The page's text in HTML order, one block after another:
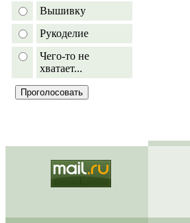
Вышивку
Рукоделие
Чего-то не
хватает...